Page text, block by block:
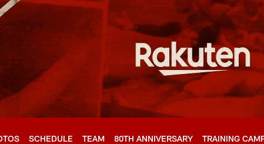
SCHEDULE TEAM 80TH ANNIVERSARY TRAINING